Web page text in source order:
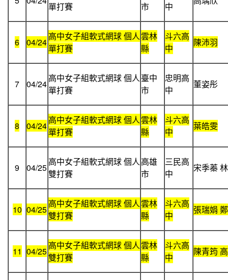
單打賽 市 中
6 04/24
高中女子組軟式網球 個人
單打賽
雲林
縣
斗六高
中
陳沛羽
7 04/24
高中女子組軟式網球 個人
單打賽
臺中
市
忠明高
中
董姿彤
8 04/24
高中女子組軟式網球 個人
單打賽
雲林
縣
斗六高
中
葉皓雯
9 04/25
高中女子組軟式網球 個人
雙打賽
高雄
市
三民高
中
宋季蓁
10 04/25
高中女子組軟式網球 個人
雙打賽
雲林
縣
斗六高
中
張瑞娟
11 04/25
高中女子組軟式網球 個人
雙打賽
雲林
縣
斗六高
中
陳青筠